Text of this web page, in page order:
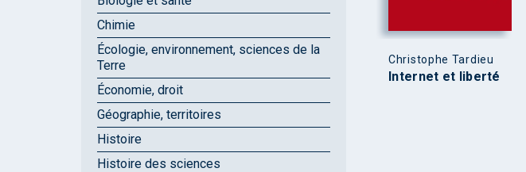
Christophe Tardieu
Internet et liberté
Chimie
Écologie, environnement, sciences de la
Terre
Économie, droit
Géographie, territoires
Histoire
Histoire des sciences